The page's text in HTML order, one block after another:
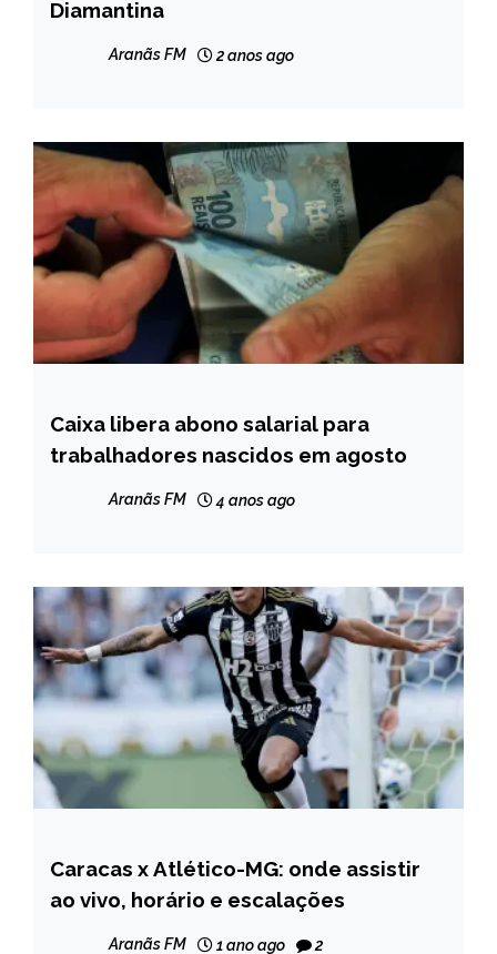
GERAIS
NOTÍCIAS
Diamantina
Aranãs FM 2 anos ago
BRASIL
NOTÍCIAS
Caixa libera abono salarial para
trabalhadores nascidos em agosto
Aranãs FM 4 anos ago
ESPORTES
NOTÍCIAS
Caracas x Atlético-MG: onde assistir
ao vivo, horário e escalações
Aranãs FM 1 ano ago 2